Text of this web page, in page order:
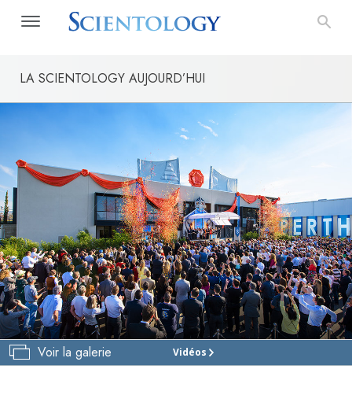
LA SCIENTOLOGY AUJOURD’HUI
Voir la galerie Vidéos
ÉGLISE